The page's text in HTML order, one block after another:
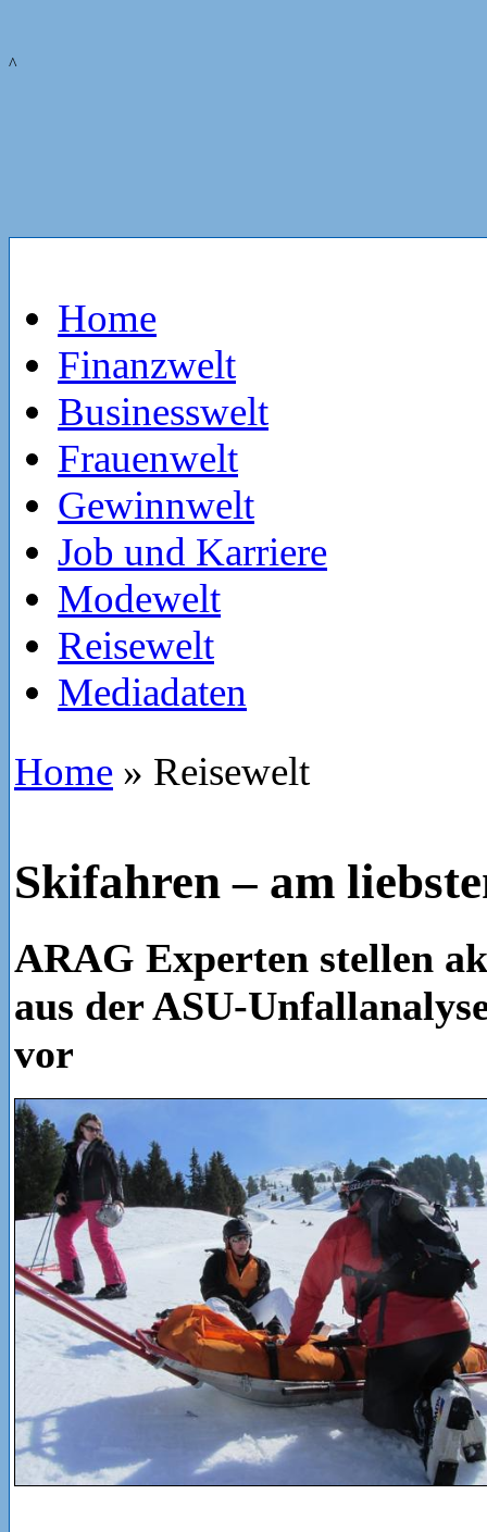
^
Home
Finanzwelt
Businesswelt
Frauenwelt
Gewinnwelt
Job und Karriere
Modewelt
Reisewelt
Mediadaten
Home » Reisewelt
Skifahren – am
ARAG Experten stellen
aus der ASU-
vor